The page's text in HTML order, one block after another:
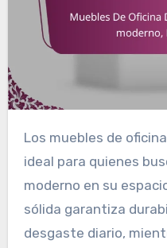
Los muebles de oficina de metal son una opción
ideal para quienes
moderno en su
sólida garantiza
desgaste diario,